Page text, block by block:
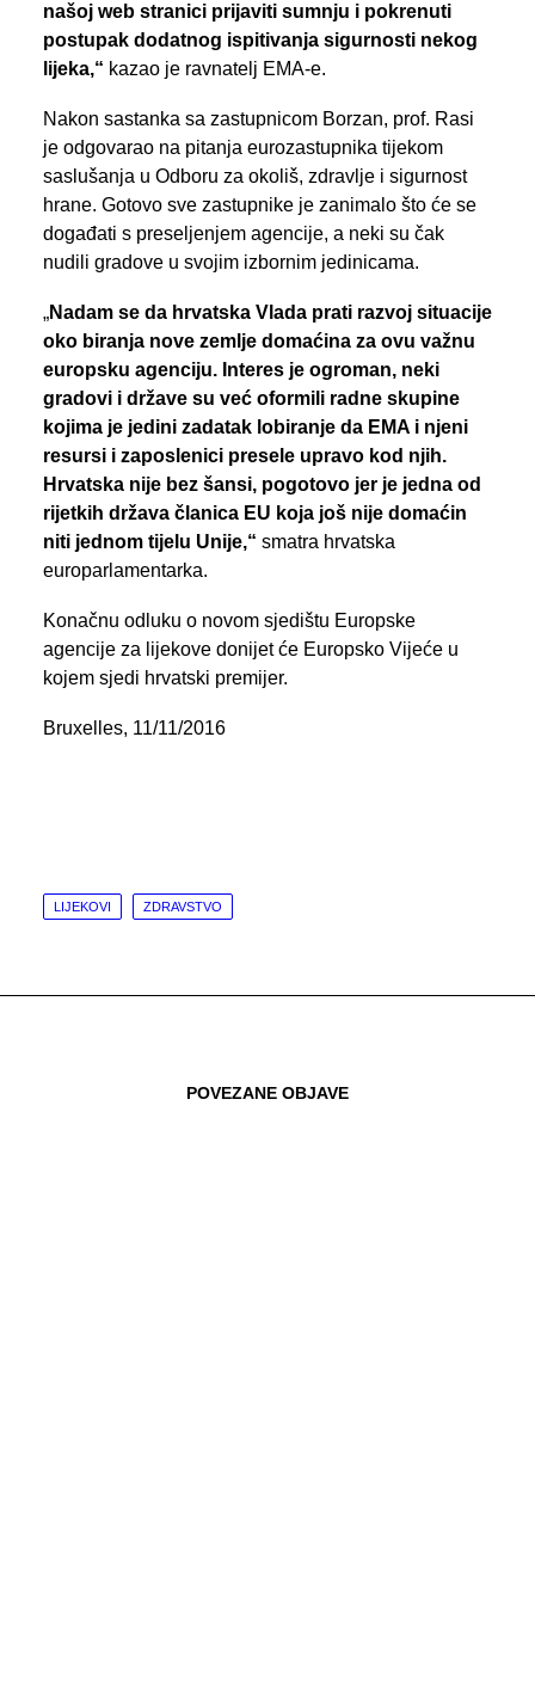
našoj web stranici prijaviti sumnju i pokrenuti
postupak dodatnog ispitivanja sigurnosti nekog
lijeka,“ kazao je ravnatelj EMA-e.
Nakon sastanka sa zastupnicom Borzan, prof. Rasi
je odgovarao na pitanja eurozastupnika tijekom
saslušanja u Odboru za okoliš, zdravlje i sigurnost
hrane. Gotovo sve zastupnike je zanimalo što će se
događati s preseljenjem agencije, a neki su čak
nudili gradove u svojim izbornim jedinicama.
„Nadam se da hrvatska Vlada prati razvoj situacije
oko biranja nove zemlje domaćina za ovu važnu
europsku agenciju. Interes je ogroman, neki
gradovi i države su već oformili radne skupine
kojima je jedini zadatak lobiranje da EMA i njeni
resursi i zaposlenici presele upravo kod njih.
Hrvatska nije bez šansi, pogotovo jer je jedna od
rijetkih država članica EU koja još nije domaćin
niti jednom tijelu Unije,“ smatra hrvatska
europarlamentarka.
Konačnu odluku o novom sjedištu Europske
agencije za lijekove donijet će Europsko Vijeće u
kojem sjedi hrvatski premijer.
Bruxelles, 11/11/2016
LIJEKOVI ZDRAVSTVO
POVEZANE OBJAVE